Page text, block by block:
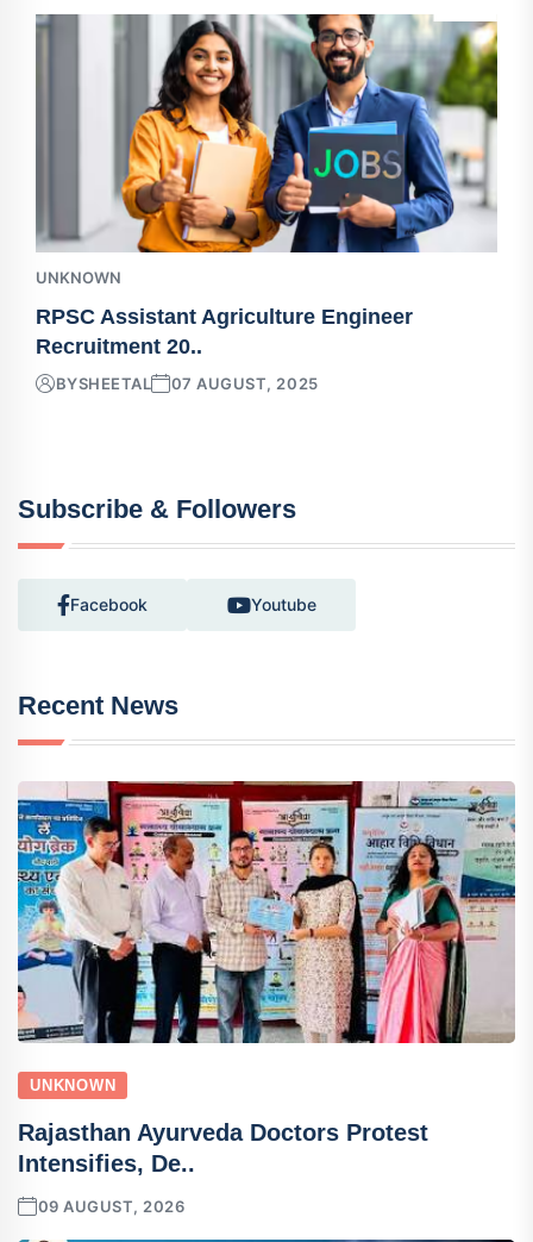
UNKNOWN
RPSC Assistant Agriculture Engineer
Recruitment 20..
BYSHEETAL 07 AUGUST, 2025
Subscribe & Followers
Facebook Youtube
Recent News
UNKNOWN
Rajasthan Ayurveda Doctors Protest
Intensifies, De..
09 AUGUST, 2026